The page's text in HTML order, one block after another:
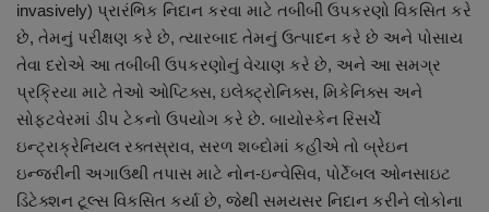
invasively) પ્રારંભિક નિદાન કરવા માટે તબીબી ઉપકરણો વિકસિત કરે
છે, તેમનું પરીક્ષણ કરે છે, ત્યારબાદ તેમનું ઉત્પાદન કરે છે અને પોસાય
તેવા દરોએ આ તબીબી ઉપકરણોનું વેચાણ કરે છે, અને આ સમગ્ર
પ્રક્રિયા માટે તેઓ ઓપ્ટિક્સ, ઇલેક્ટ્રોનિક્સ, મિકેનિક્સ અને
સોફ્ટવેરમાં ડીપ ટેકનો ઉપયોગ કરે છે. બાયોસ્કેન રિસર્ચે
ઇન્ટ્રાક્રેનિયલ રક્તસ્રાવ, સરળ શબ્દોમાં કહીએ તો બ્રેઇન
ઇન્જરીની અગાઉથી તપાસ માટે નોન-ઇન્વેસિવ, પોર્ટેબલ ઓનસાઇટ
ડિટેક્શન ટૂલ્સ વિકસિત કર્યા છે, જેથી સમયસર નિદાન કરીને લોકોના